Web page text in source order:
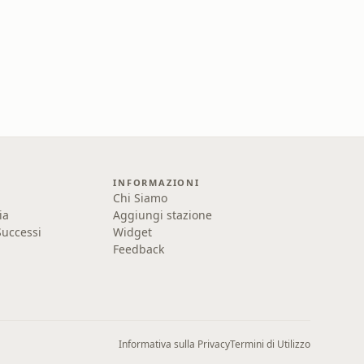
INFORMAZIONI
Chi Siamo
Aggiungi stazione
Widget
Feedback
Informativa sulla PrivacyTermini di Utilizzo